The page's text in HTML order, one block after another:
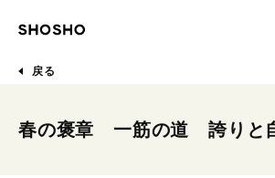
戻る
春の褒章 一筋の道 誇りと